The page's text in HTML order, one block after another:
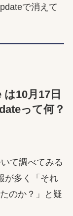
で消えて
10月17日
って何？
て調べてみる
が多く「それ
のか？」と疑